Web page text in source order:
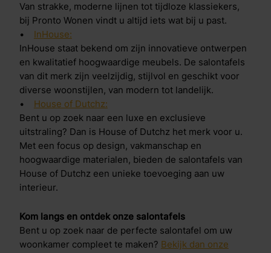
Van strakke, moderne lijnen tot tijdloze klassiekers,
bij Pronto Wonen vindt u altijd iets wat bij u past.
• InHouse:
InHouse staat bekend om zijn innovatieve ontwerpen
en kwalitatief hoogwaardige meubels. De salontafels
van dit merk zijn veelzijdig, stijlvol en geschikt voor
diverse woonstijlen, van modern tot landelijk.
• House of Dutchz:
Bent u op zoek naar een luxe en exclusieve
uitstraling? Dan is House of Dutchz het merk voor u.
Met een focus op design, vakmanschap en
hoogwaardige materialen, bieden de salontafels van
House of Dutchz een unieke toevoeging aan uw
interieur.
Kom langs en ontdek onze salontafels
Bent u op zoek naar de perfecte salontafel om uw
woonkamer compleet te maken? Bekijk dan onze